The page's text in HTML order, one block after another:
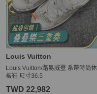
Louis Vuitton
Louis Vuitton/路易威登 系帶時尚休閒
板鞋 尺寸36.5
TWD 22,982